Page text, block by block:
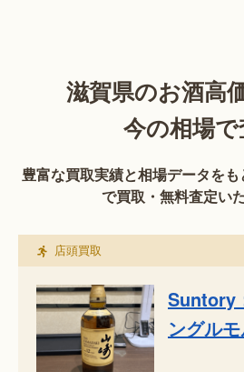
滋賀県のお酒高
今の相場
豊富な買取実績と相場データを
で買取・無料査定い
店頭買取
Suntory
ングル